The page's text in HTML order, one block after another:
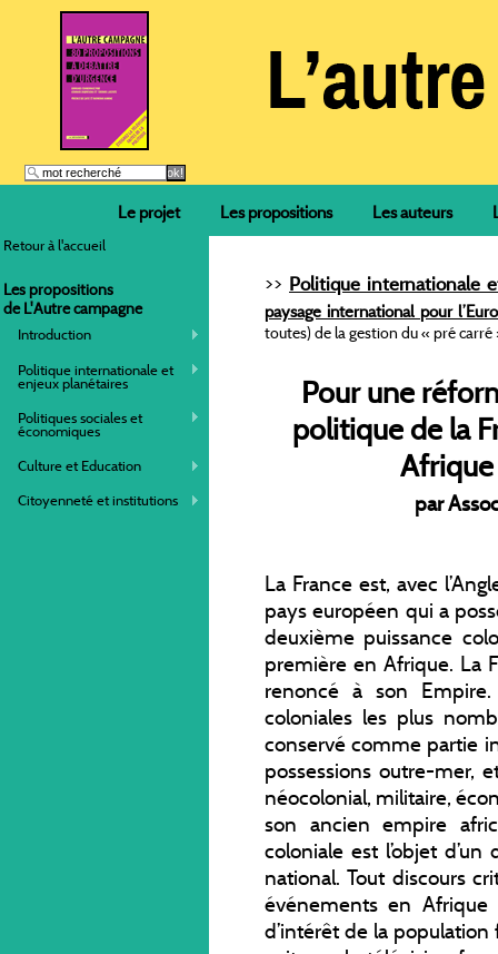
Le projet Les propositions Les auteurs
Retour à l'accueil
Les propositions
de L'Autre campagne
Introduction
Politique internationale et
enjeux planétaires
Politiques sociales et
économiques
Culture et Education
Citoyenneté et institutions
>> Politique internationale
paysage international pour
toutes) de la gestion du « pré carré
Pour une
politique de la
Afrique
par
La France est, avec
pays européen qui a
deuxième puissance
première en Afrique. La
renoncé à son
coloniales les plus
conservé comme partie
possessions outre-mer,
néocolonial, militaire,
son ancien empire
coloniale est l’objet
national. Tout discours
événements en
d’intérêt de la